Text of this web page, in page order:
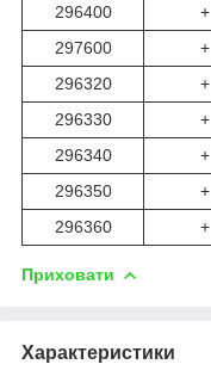
296400
+
297600
+
296320
+
296330
+
296340
+
296350
+
296360
+
Приховати
Характеристики